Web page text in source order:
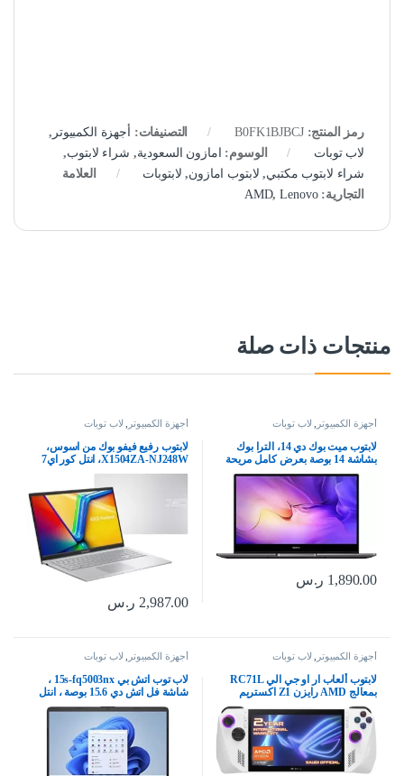
رمز المنتج:B0FK1BJBCJ التصنيفات: أجهزة الكمبيوتر ,
لاب توبات
الوسوم: امازون السعودية, شراء لابتوب,
شراء لابتوب مكتبي, لابتوب امازون, لابتوبات
العلامة
التجارية:
AMD,Lenovo
منتجات ذات صلة
أجهزة الكمبيوتر لاب توبات
لابتوب ميت بوك دي 14، الترا بوك
بشاشة 14 بوصة بعرض كامل مريحة
للعين 1080P ومعالج انتل كور i5 الجيل
11 وزر طاقة ببصمة إصبع وشاحن
محمول كبير 65 واط بسعة 8
هواوي، رمادي
1,890.00 ر.س
أجهزة الكمبيوتر لاب توبات
لابتوب رفيع فيفو بوك من اسوس،
X1504ZA-NJ248W، انتل كور اي7
جيجا، شاشة فل اتش دي عالية الجودة
15.6 انش ويندوز 11، لون فضي،
كيبورد عربي انجليزي، ضمان دولي
2,987.00 ر.س
أجهزة الكمبيوتر , لاب توبات
لابتوب ألعاب ار او جي الي RC71L
بمعالج AMD رايزن Z1 اكستريم
وذاكرة RAM 16GB وSSD 512GB
وويندوز 11 وFHD 120Hz و7 مللي
ثانية وشاشة تعمل باللمس وبصمة
إصبع، بطاقة ألعاب Xbox مجانية لمدة
أجهزة الكمبيوتر , لاب توبات
لاب توب اتش بي 15s-fq5003nx ،
شاشة فل اتش دي 15.6 بوصة ، انتل
كور i7-1255U 12 الجيل ، انتل ايريس
فضي طبيعي – 6W2H0EA